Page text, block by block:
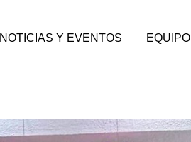
NOTICIAS Y EVENTOS EQUIPO